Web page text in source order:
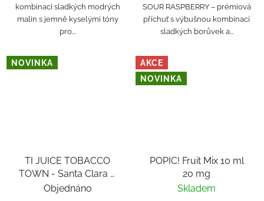
kombinaci sladkých modrých
malin s jemně kyselými tóny
pro...
SOUR RASPBERRY – prémiová
příchuť s výbušnou kombinací
sladkých borůvek a...
NOVINKA
TI JUICE TOBACCO
TOWN - Santa Clara 6
mg
Objednáno
AKCE
NOVINKA
POPIC! Fruit Mix 10 ml
20 mg
Skladem